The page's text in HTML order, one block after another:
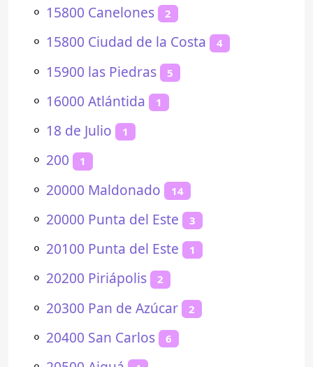
⚬ 15800 Canelones 2
⚬ 15800 Ciudad de la Costa 4
⚬ 15900 las Piedras 5
⚬ 16000 Atlántida 1
⚬ 18 de Julio 1
⚬ 200 1
⚬ 20000 Maldonado 14
⚬ 20000 Punta del Este 3
⚬ 20100 Punta del Este 1
⚬ 20200 Piriápolis 2
⚬ 20300 Pan de Azúcar 2
⚬ 20400 San Carlos 6